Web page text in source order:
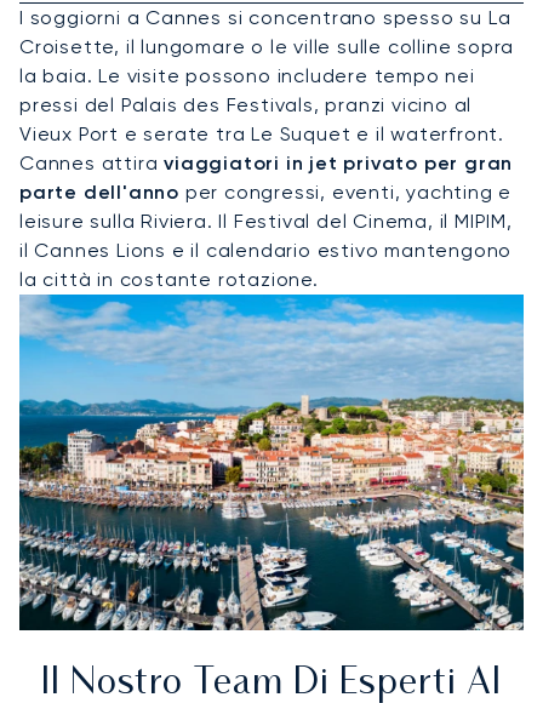
I soggiorni a Cannes si concentrano spesso su La
Croisette, il lungomare o le ville sulle colline sopra
la baia. Le visite possono includere tempo nei
pressi del Palais des Festivals, pranzi vicino al
Vieux Port e serate tra Le Suquet e il waterfront.
Cannes attiraviaggiatori in jet privato per gran
parte dell'anno per congressi, eventi, yachting e
leisure sulla Riviera. Il Festival del Cinema, il MIPIM,
il Cannes Lions e il calendario estivo mantengono
la città in costante rotazione.
Il Nostro Team Di Esperti Al